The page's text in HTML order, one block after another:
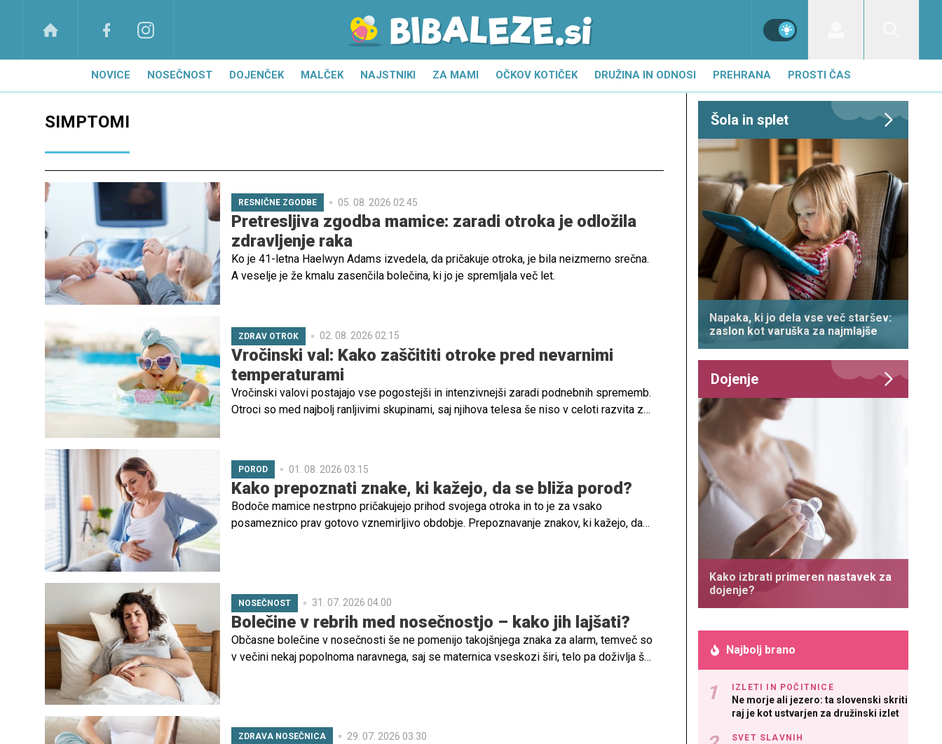
NOVICE NOSEČNOST DOJENČEK MALČEK NAJSTNIKI ZA MAMI OČKOV KOTIČEK DRUŽINA IN ODNOSI PREHRANA PROSTI ČAS
SIMPTOMI
RESNIČNE ZGODBE 05. 08. 2026 02.45
Pretresljiva zgodba mamice: zaradi otroka je odložila
zdravljenje raka
Ko je 41-letna Haelwyn Adams izvedela, da pričakuje otroka, je bila neizmerno srečna.
A veselje je že kmalu zasenčila bolečina, ki jo je spremljala več let.
ZDRAV OTROK 02. 08. 2026 02.15
Vročinski val: Kako zaščititi otroke pred nevarnimi
temperaturami
Vročinski valovi postajajo vse pogostejši in intenzivnejši zaradi podnebnih sprememb.
Otroci so med najbolj ranljivimi skupinami, saj njihova telesa še niso v celoti razvita za
POROD 01. 08. 2026 03.15
Kako prepoznati znake, ki kažejo, da se bliža porod?
Bodoče mamice nestrpno pričakujejo prihod svojega otroka in to je za vsako
posameznico prav gotovo vznemirljivo obdobje. Prepoznavanje znakov, ki kažejo, da
NOSEČNOST 31. 07. 2026 04.00
Bolečine v rebrih med nosečnostjo – kako jih lajšati?
Občasne bolečine v nosečnosti še ne pomenijo takojšnjega znaka za alarm, temveč so
v večini nekaj popolnoma naravnega, saj se maternica vseskozi širi, telo pa doživlja še
ZDRAVA NOSEČNICA 29. 07. 2026 03.30
Šola in splet
Napaka, ki jo dela vse več staršev:
zaslon kot varuška za najmlajše
Dojenje
Kako izbrati primeren nastavek za
dojenje?
Najbolj brano
IZLETI IN POČITNICE
Ne morje ali jezero: ta slovenski skriti
raj je kot ustvarjen za družinski izlet
SVET SLAVNIH